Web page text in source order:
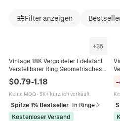
Filter anzeigen
+35
Vintage 18K Vergoldeter Edelstahl
Verstellbarer Ring Geometrisches
Offenes Band Böhmischer
Modeschmuck Für Damen
$0.79-1.18
Keine MOQ · 5K+ kürzlich verkauft
Spitze 1% Bestseller In Ringe
Kostenloser Versand
-